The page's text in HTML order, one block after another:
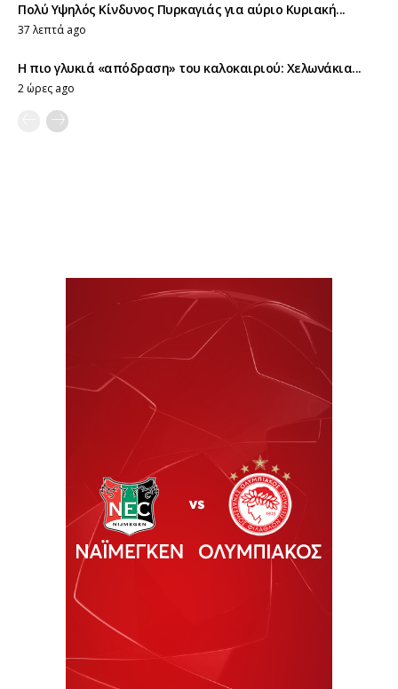
Πολύ Υψηλός Κίνδυνος Πυρκαγιάς για αύριο Κυριακή...
37 λεπτά ago
Η πιο γλυκιά «απόδραση» του καλοκαιριού: Χελωνάκια...
2 ώρες ago